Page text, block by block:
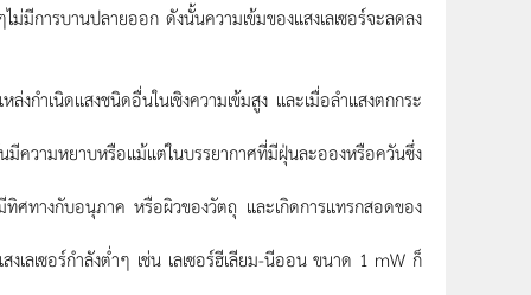
ม่มีการบานปลายออก ดังนั้นความเข้มของแสงเลเซอร์จะลดลง
งกำเนิดแสงชนิดอื่นในเชิงความเข้มสูง และเมื่อลำแสงตกกระ
ความหยาบหรือแม้แต่ในบรรยากาศที่มีฝุ่นละอองหรือควันซึ่ง
ทิศทางกับอนุภาค หรือผิวของวัตถุ และเกิดการแทรกสอดของ
เลเซอร์กำลังต่ำๆ เช่น เลเซอร์ฮีเลียม-นีออน ขนาด 1 mW ก็